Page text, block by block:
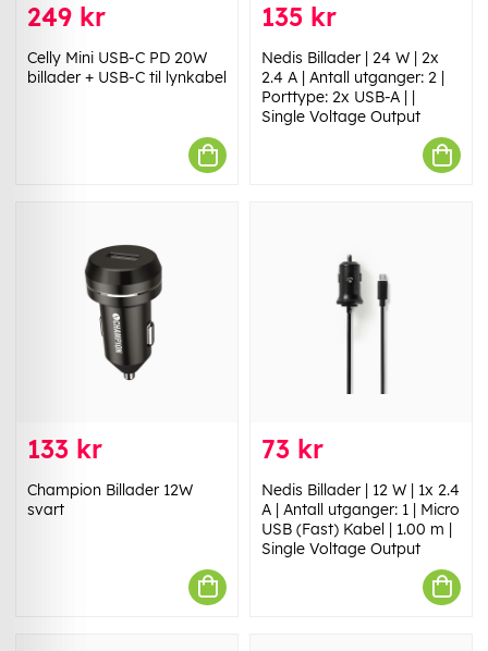
249 kr
Celly Mini USB-C PD 20W
billader + USB-C til lynkabel
135 kr
Nedis Billader | 24 W | 2x
2.4 A | Antall utganger: 2 |
Porttype: 2x USB-A | |
Single Voltage Output
133 kr
Champion Billader 12W
svart
73 kr
Nedis Billader | 12 W | 1x 2.4
A | Antall utganger: 1 | Micro
USB (Fast) Kabel | 1.00 m |
Single Voltage Output